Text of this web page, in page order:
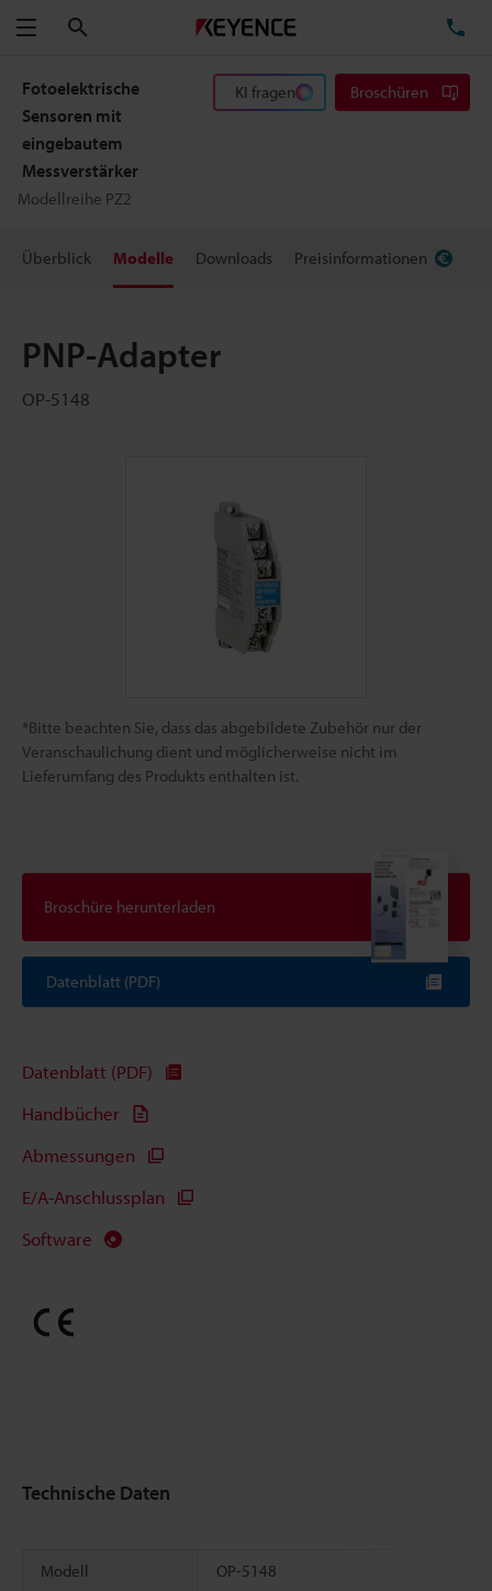
Menü
Fotoelektrische
Sensoren mit
eingebautem
Messverstärker
Modellreihe PZ2
KI fragen Broschüren
Überblick Modelle Downloads Preisinformationen
PNP-Adapter
OP-5148
*Bitte beachten Sie, dass das abgebildete Zubehör nur der
Veranschaulichung dient und möglicherweise nicht im
Lieferumfang des Produkts enthalten ist.
Broschüre herunterladen
Datenblatt (PDF)
Datenblatt (PDF)
Handbücher
Abmessungen
E/A-Anschlussplan
Software
Technische Daten
Modell OP-5148